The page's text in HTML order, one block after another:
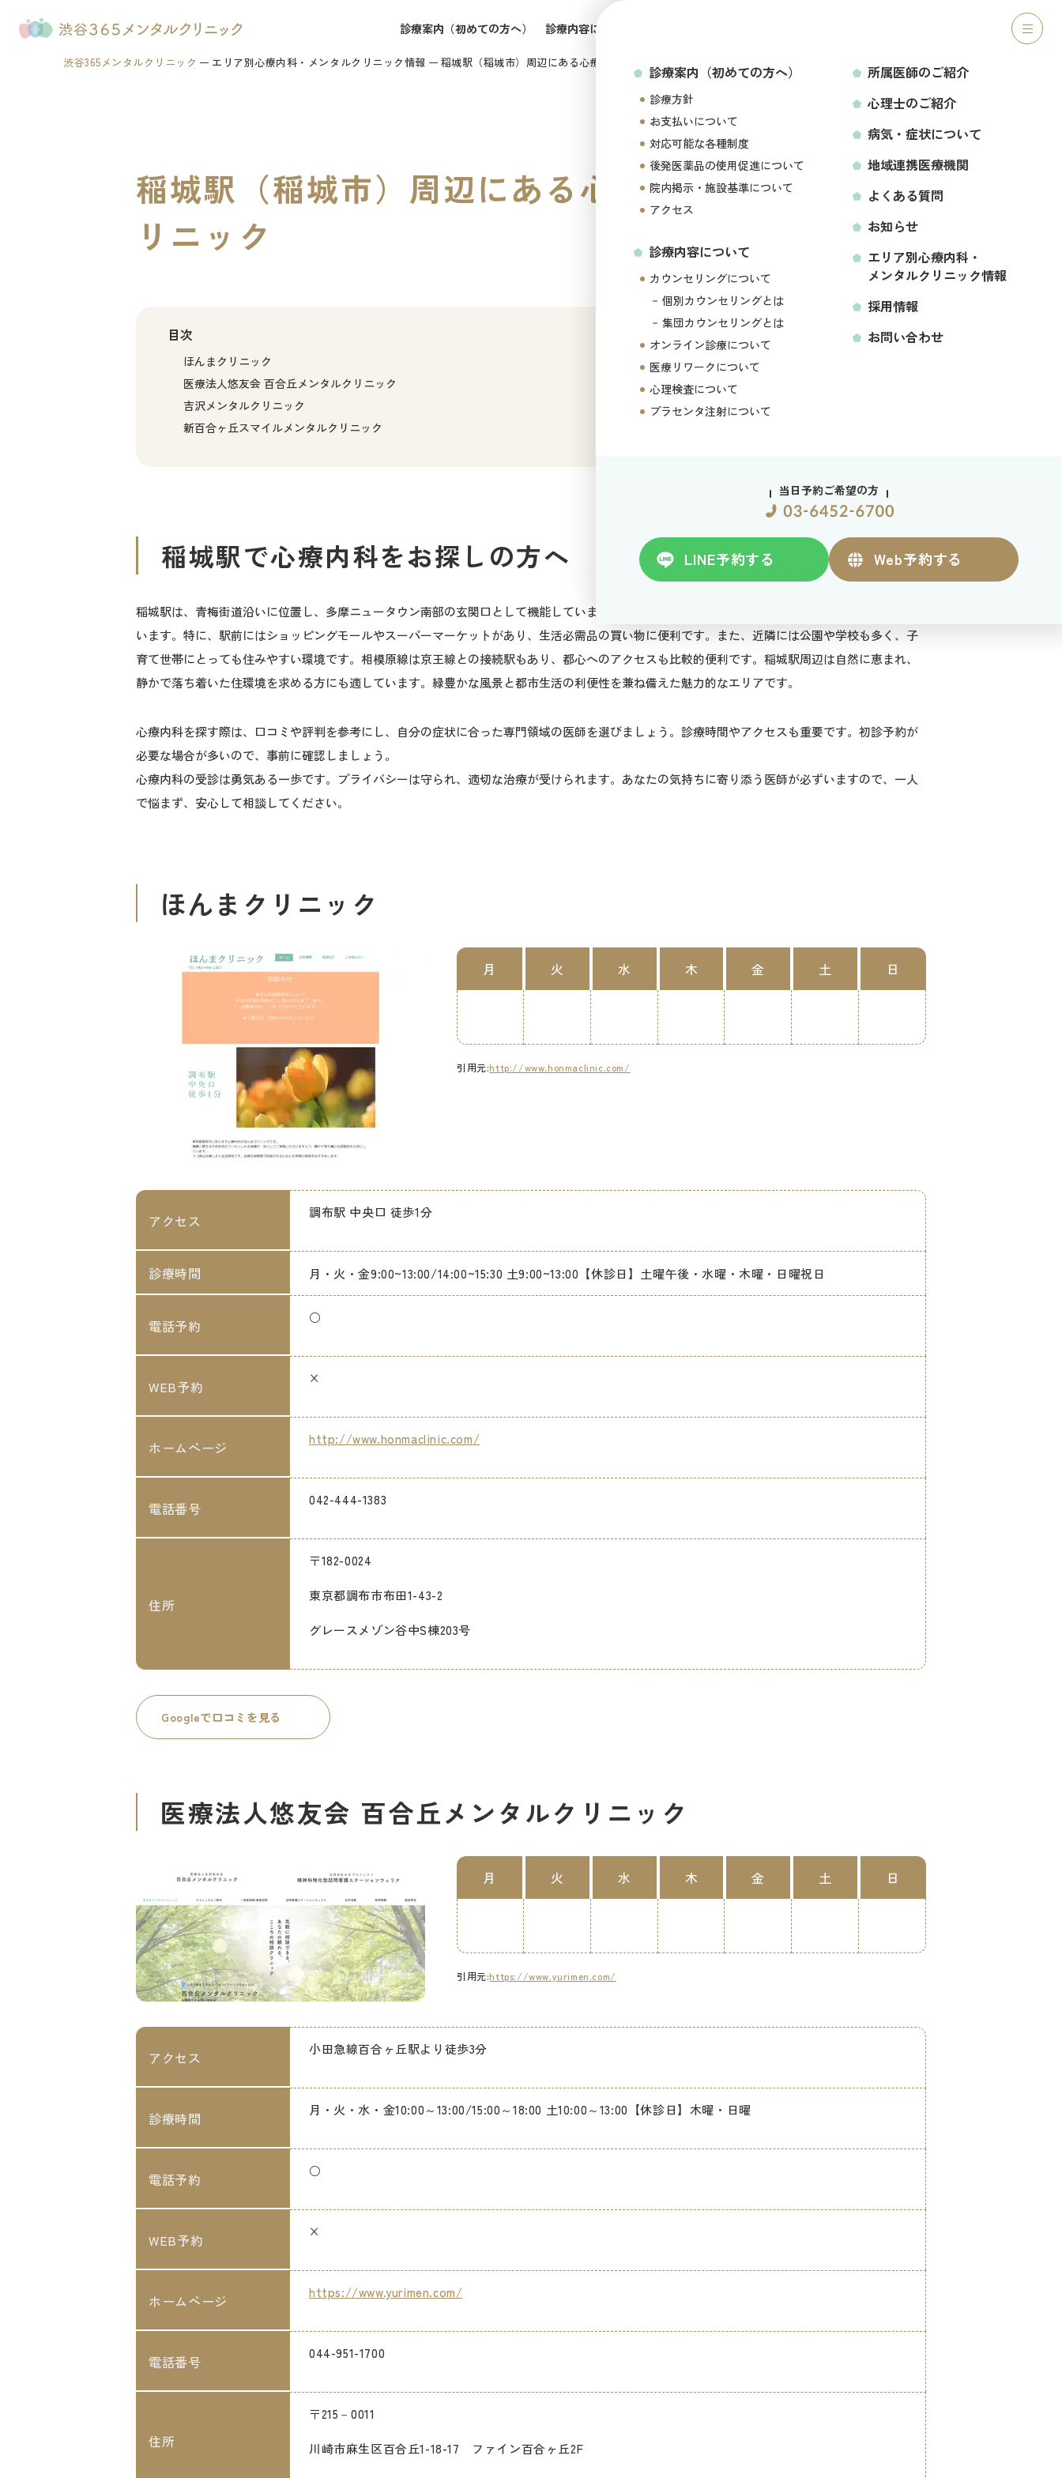
診療案内（初めての方へ） 診療内容について
診療案内（初めての方へ）
診療方針
お支払いについて
対応可能な各種制度
後発医薬品の使用促進について
院内掲示・施設基準について
アクセス
診療内容について
カウンセリングについて
個別カウンセリングとは
集団カウンセリングとは
オンライン診療について
医療リワークについて
心理検査について
プラセンタ注射について
所属医師のご紹介
心理士のご紹介
病気・症状について
地域連携医療機関
よくある質問
お知らせ
エリア別心療内科・
メンタルクリニック情報
採用情報
お問い合わせ
当日予約ご希望の方
LINE予約する Web予約する
渋谷365メンタルクリニック エリア別心療内科・メンタルクリニック情報 稲城駅（稲城市）周辺にある心療内科・メンタルクリニック
稲城駅（稲城市）周辺にある心療内科・メンタルク
リニック
目次
ほんまクリニック
医療法人悠友会 百合丘メンタルクリニック
吉沢メンタルクリニック
新百合ヶ丘スマイルメンタルクリニック
稲城駅で心療内科をお探しの方へ
稲城駅は、青梅街道沿いに位置し、多摩ニュータウン南部の玄関口として機能しています。駅周辺は住宅地が広がり、商業施設や飲食店も充実して
います。特に、駅前にはショッピングモールやスーパーマーケットがあり、生活必需品の買い物に便利です。また、近隣には公園や学校も多く、子
育て世帯にとっても住みやすい環境です。相模原線は京王線との接続駅もあり、都心へのアクセスも比較的便利です。稲城駅周辺は自然に恵まれ、
静かで落ち着いた住環境を求める方にも適しています。緑豊かな風景と都市生活の利便性を兼ね備えた魅力的なエリアです。
心療内科を探す際は、口コミや評判を参考にし、自分の症状に合った専門領域の医師を選びましょう。診療時間やアクセスも重要です。初診予約が
必要な場合が多いので、事前に確認しましょう。
心療内科の受診は勇気ある一歩です。プライバシーは守られ、適切な治療が受けられます。あなたの気持ちに寄り添う医師が必ずいますので、一人
で悩まず、安心して相談してください。
ほんまクリニック
月 火 水 木 金 土 日
引用元:http://www.honmaclinic.com/
アクセス 調布駅 中央口 徒歩1分
診療時間 月・火・金9:00~13:00/14:00~15:30 土9:00~13:00【休診日】土曜午後・水曜・木曜・日曜祝日
電話予約 ○
WEB予約 ×
ホームページ http://www.honmaclinic.com/
電話番号 042-444-1383
住所
〒182-0024
東京都調布市布田1-43-2
グレースメゾン谷中S棟203号
Googleで口コミを見る
医療法人悠友会 百合丘メンタルクリニック
月 火 水 木 金 土 日
引用元:https://www.yurimen.com/
アクセス 小田急線百合ヶ丘駅より徒歩3分
診療時間 月・火・水・金10:00～13:00/15:00～18:00 土10:00～13:00【休診日】木曜・日曜
電話予約 ○
WEB予約 ×
ホームページ https://www.yurimen.com/
電話番号 044-951-1700
住所
〒215－0011
川崎市麻生区百合丘1-18-17 ファイン百合ヶ丘2F